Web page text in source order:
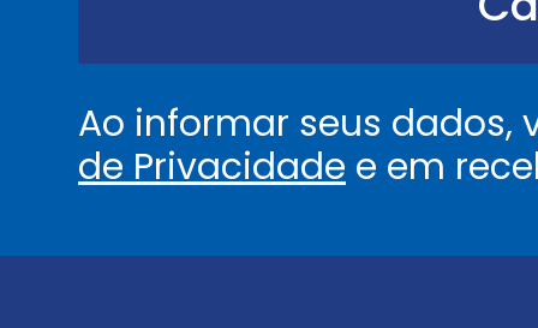
Ao informar seus
de Privacidade e em